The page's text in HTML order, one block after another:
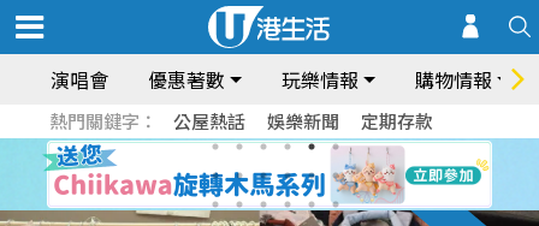
演唱會 優惠著數 玩樂情報 購物情報
熱門關鍵字： 公屋熱話 娛樂新聞 定期存款